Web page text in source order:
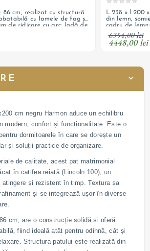
86 cm, realizat cu structură
cu lamele de fag și
de ridicare cu arc; ladă de
din material textil;
L 238 x l 200
din lemn,
cadru de
depozitare și
personalizabil
6354,00 lei
4448,00 lei
cm negru Harmon aduce un echilibru
modern, confort și funcționalitate. Este o
dormitoarele în care se dorește un
și soluții practice de organizare.
de calitate, acest pat matrimonial
în catifea reiată (Lincoln 100), un
atingere și rezistent în timp. Textura sa
și se integrează ușor în diverse
cm, are o construcție solidă și oferă
fiind ideală atât pentru odihnă, cât și
Structura patului este realizată din